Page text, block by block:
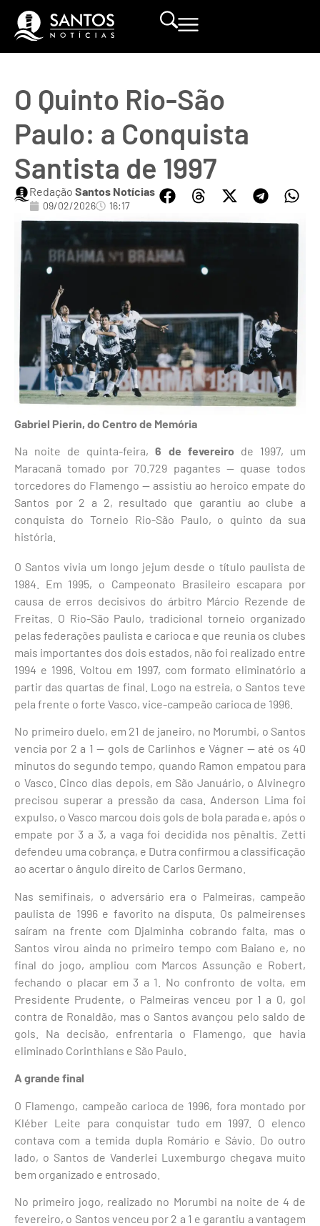
O Quinto Rio-São
Paulo: a Conquista
Santista de 1997
Redação Santos Notícias
09/02/2026 16:17
Gabriel Pierin, do Centro de Memória
Na noite de quinta-feira,6 de fevereirode 1997, um
Maracanã tomado por 70.729 pagantes — quase todos
torcedores do Flamengo — assistiu ao heroico empate do
Santos por 2 a 2, resultado que garantiu ao clube a
conquista do Torneio Rio-São Paulo, o quinto da sua
história.
O Santos vivia um longo jejum desde o título paulista de
1984. Em 1995, o Campeonato Brasileiro escapara por
causa de erros decisivos do árbitro Márcio Rezende de
Freitas. O Rio-São Paulo, tradicional torneio organizado
pelas federações paulista e carioca e que reunia os clubes
mais importantes dos dois estados, não foi realizado entre
1994 e 1996. Voltou em 1997, com formato eliminatório a
partir das quartas de final. Logo na estreia, o Santos teve
pela frente o forte Vasco, vice-campeão carioca de 1996.
No primeiro duelo, em 21 de janeiro, no Morumbi, o Santos
vencia por 2 a 1 — gols de Carlinhos e Vágner — até os 40
minutos do segundo tempo, quando Ramon empatou para
o Vasco. Cinco dias depois, em São Januário, o Alvinegro
precisou superar a pressão da casa. Anderson Lima foi
expulso, o Vasco marcou dois gols de bola parada e, após o
empate por 3 a 3, a vaga foi decidida nos pênaltis. Zetti
defendeu uma cobrança, e Dutra confirmou a classificação
ao acertar o ângulo direito de Carlos Germano.
Nas semifinais, o adversário era o Palmeiras, campeão
paulista de 1996 e favorito na disputa. Os palmeirenses
saíram na frente com Djalminha cobrando falta, mas o
Santos virou ainda no primeiro tempo com Baiano e, no
final do jogo, ampliou com Marcos Assunção e Robert,
fechando o placar em 3 a 1. No confronto de volta, em
Presidente Prudente, o Palmeiras venceu por 1 a 0, gol
contra de Ronaldão, mas o Santos avançou pelo saldo de
gols. Na decisão, enfrentaria o Flamengo, que havia
eliminado Corinthians e São Paulo.
A grande final
O Flamengo, campeão carioca de 1996, fora montado por
Kléber Leite para conquistar tudo em 1997. O elenco
contava com a temida dupla Romário e Sávio. Do outro
lado, o Santos de Vanderlei Luxemburgo chegava muito
bem organizado e entrosado.
No primeiro jogo, realizado no Morumbi na noite de 4 de
fevereiro, o Santos venceu por 2 a 1 e garantiu a vantagem